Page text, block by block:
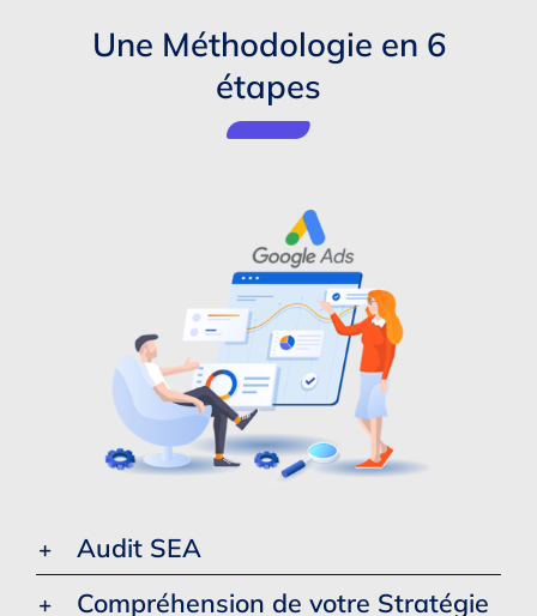
Une Méthodologie en 6
étapes
Audit SEA
Compréhension de votre Stratégie